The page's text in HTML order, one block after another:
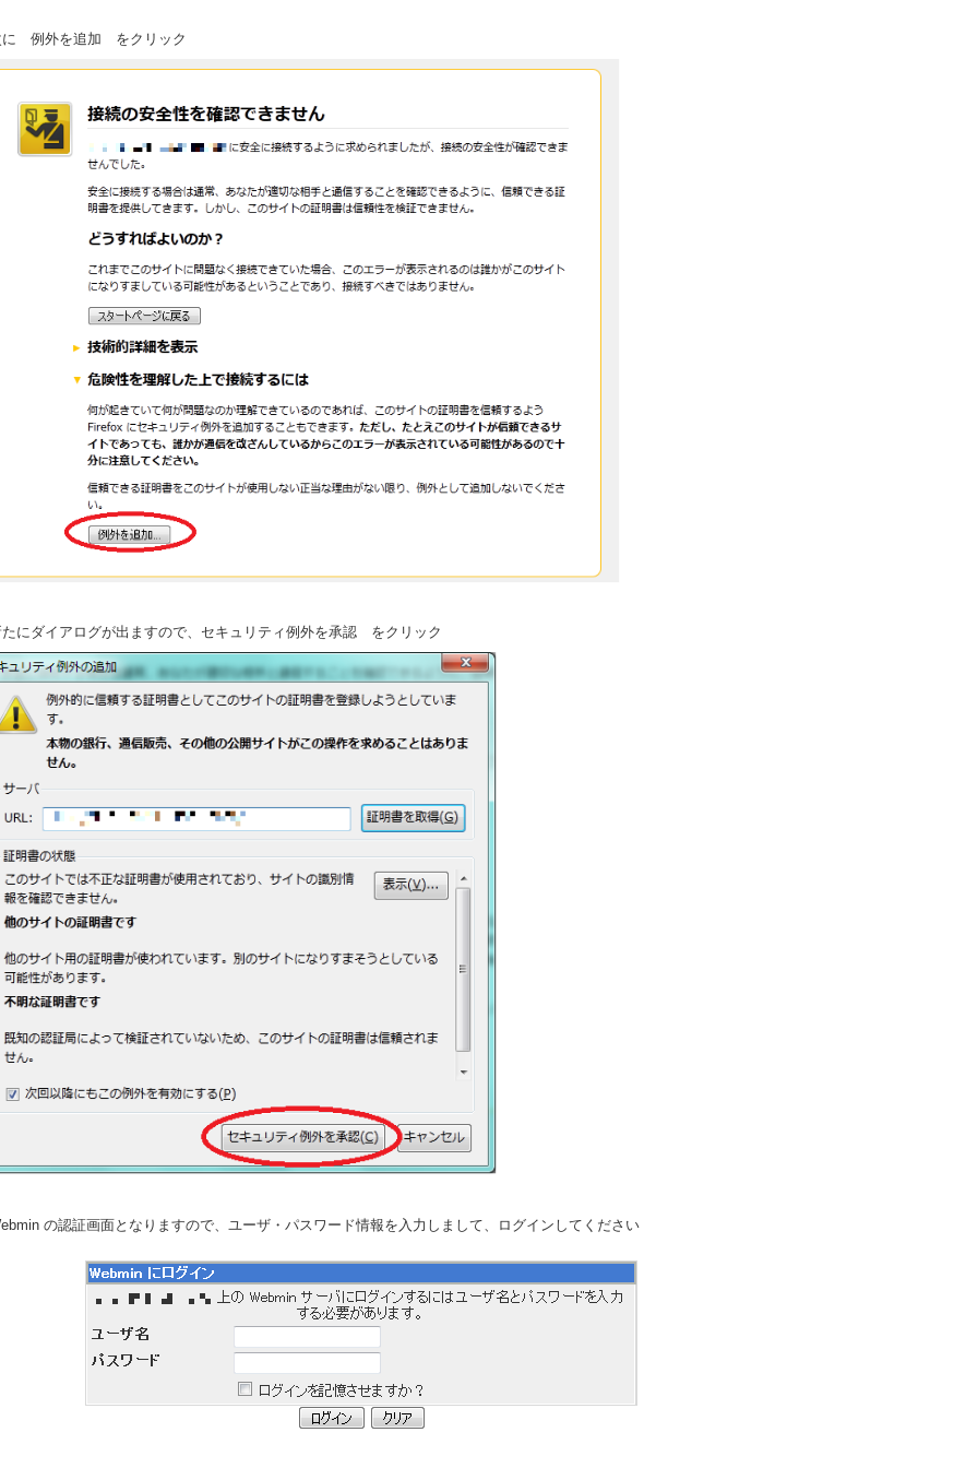
に 例外を追加 をクリック
にダイアログが出ますので、セキュリティ例外を承認 をクリック
の認証画面となりますので、ユーザ・パスワード情報を入力しまして、ログインしてください